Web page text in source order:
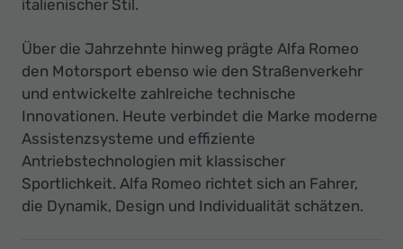
italienischer Stil.
Über die Jahrzehnte hinweg prägte Alfa Romeo
den Motorsport ebenso wie den Straßenverkehr
und entwickelte zahlreiche technische
Innovationen. Heute verbindet die Marke moderne
Assistenzsysteme und effiziente
Antriebstechnologien mit klassischer
Sportlichkeit. Alfa Romeo richtet sich an Fahrer,
die Dynamik, Design und Individualität schätzen.